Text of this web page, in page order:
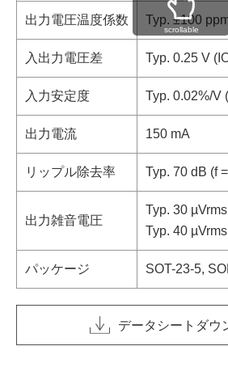
出力電圧温度係数 Typ. ±100
入出力電圧差 Typ. 0.25 V
入力安定度 Typ. 0.02%/V
出力電流 150 mA
リップル除去率 Typ. 70 dB (f
出力雑音電圧
Typ. 30
Typ. 40
パッケージ SOT-23-5,
scrollable
データシートダウ